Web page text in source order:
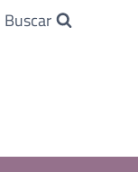
Buscar